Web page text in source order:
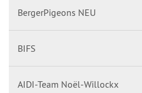
BergerPigeons NEU
BIFS
AIDI-Team Noël-Willockx